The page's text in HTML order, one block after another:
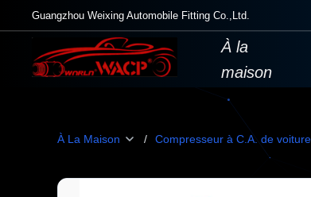
Guangzhou Weixing Automobile Fitting Co.,Ltd.
À la
maison
À La Maison / Compresseur à C.A. de voiture